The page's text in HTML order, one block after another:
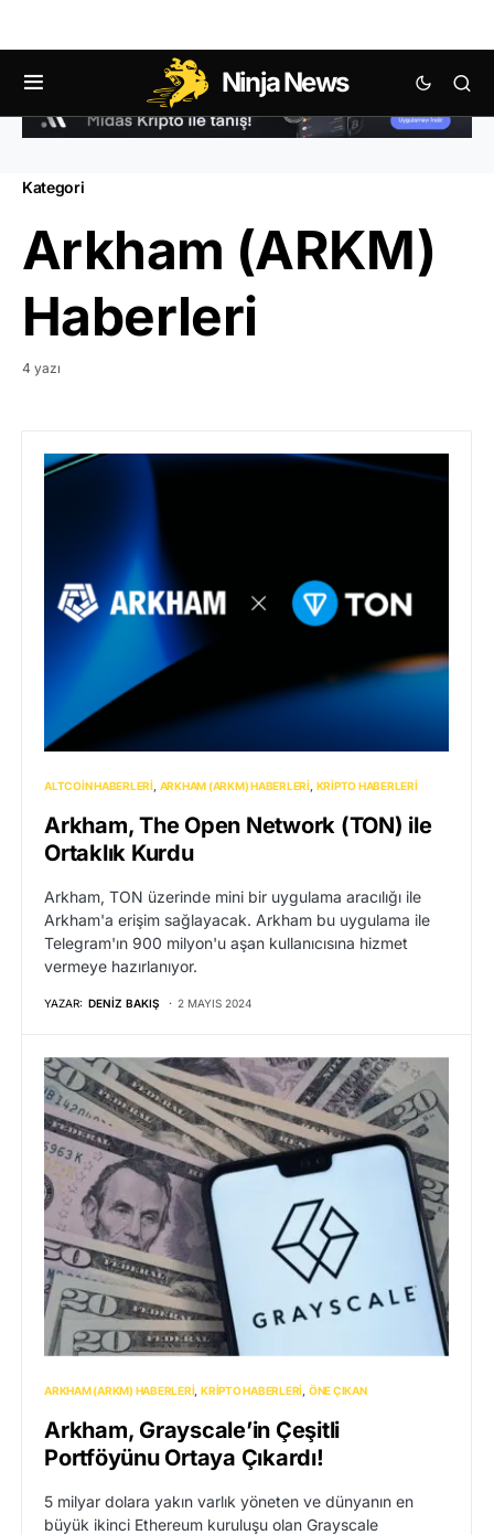
Ninja News
Kategori
Arkham (ARKM)
Haberleri
4 yazı
ALTCOIN HABERLERI ARKHAM (ARKM) HABERLERI KRIPTO HABERLERI
Arkham, The Open Network (TON) ile
Ortaklık Kurdu
Arkham, TON üzerinde mini bir uygulama aracılığı ile
Arkham'a erişim sağlayacak. Arkham bu uygulama ile
Telegram'ın 900 milyon'u aşan kullanıcısına hizmet
vermeye hazırlanıyor.
YAZAR: DENIZ BAKIŞ 2 MAYIS 2024
ARKHAM (ARKM) HABERLERI KRIPTO HABERLERI ÖNE ÇIKAN
Arkham, Grayscale’in Çeşitli
Portföyünu Ortaya Çıkardı!
5 milyar dolara yakın varlık yöneten ve dünyanın en
büyük ikinci Ethereum kuruluşu olan Grayscale